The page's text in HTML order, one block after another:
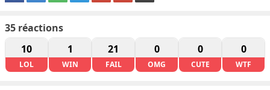
35 réactions
10
LOL
1
WIN
21
FAIL
0
OMG
0
CUTE
0
WTF